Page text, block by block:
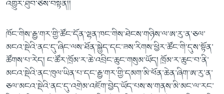
འགྱུར་ཐུབ་ཅེས་བསྟན།།
ཁོང་གིས་རྒྱ་གར་གྱི་ཚོང་དོན་ལྷན་ཁང་གིས་ཐེངས་གཉིས་ལ་ཨ་རུ་ན་ཅལ་
མངའ་སྡེའི་ནང་དུ་ཞིང་ལས་ཐོན་སྐྱེད་དང་ཟས་རིགས་ཕྱིར་ཚོང་གི་དུས་སྟོན་
ཚོགས་པ་རེད། ང་ཚོར་ཁྲོམ་ར་ཆེ་འབྲིང་ཆུང་གསུམ་ཡོད། ཁྲོམ་ར་ཆུང་བ་ནི་
མངའ་སྡེའི་ནང་ཁུལ་ཡིན་པ་དང་རྒྱ་གར་གྱི་དམག་མི་ཕོན་ཆེན་ཞིག་ཨ་རུ་ན་
ཅལ་མངའ་སྡེའི་ནང་དུ་འགྲེམ་འཇོག་བྱེད་ཡོད་པས་ས་གནས་མི་མང་ལ་རང་